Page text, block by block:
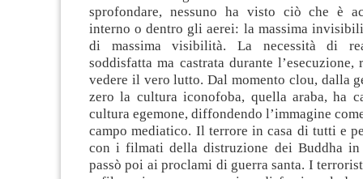
sprofondare, nessuno ha visto ciò che è
interno o dentro gli aerei: la massima
di massima visibilità. La necessità di
soddisfatta ma castrata durante
vedere il vero lutto. Dal momento clou, dalla
zero la cultura iconofoba, quella araba, ha
cultura egemone, diffondendo l’immagine
campo mediatico. Il terrore in casa di tutti e
con i filmati della distruzione dei Buddha in
passò poi ai proclami di guerra santa. I